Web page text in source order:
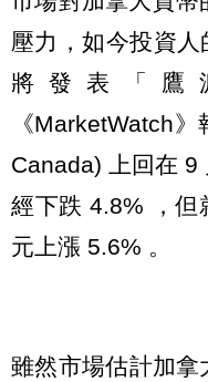
壓力，如今投資
將發表「鷹
《MarketWatch
Canada) 上回在 9
經下跌 4.8% ，但
元上漲 5.6% 。
雖然市場估計加